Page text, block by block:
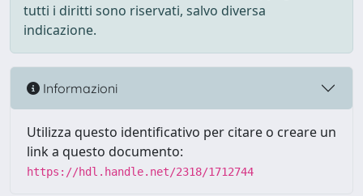
tutti i diritti sono riservati, salvo diversa
indicazione.
Informazioni
Utilizza questo identificativo per citare o creare un
link a questo documento:
https://hdl.handle.net/2318/1712744